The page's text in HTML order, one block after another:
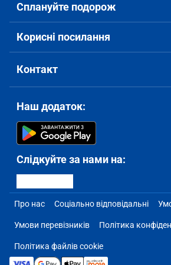
Сплануйте подорож
Корисні посилання
Контакт
Наш додаток:
Слідкуйте за нами на:
Про нас Соціально відповідальні
Умови перевізників Політика
Політика файлів cookie